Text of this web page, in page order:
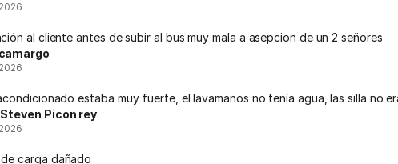
al cliente antes de subir al bus muy mala a asepcion de un 2 señores
estaba muy fuerte, el lavamanos no tenía agua, las silla no
Picon rey
carga dañado